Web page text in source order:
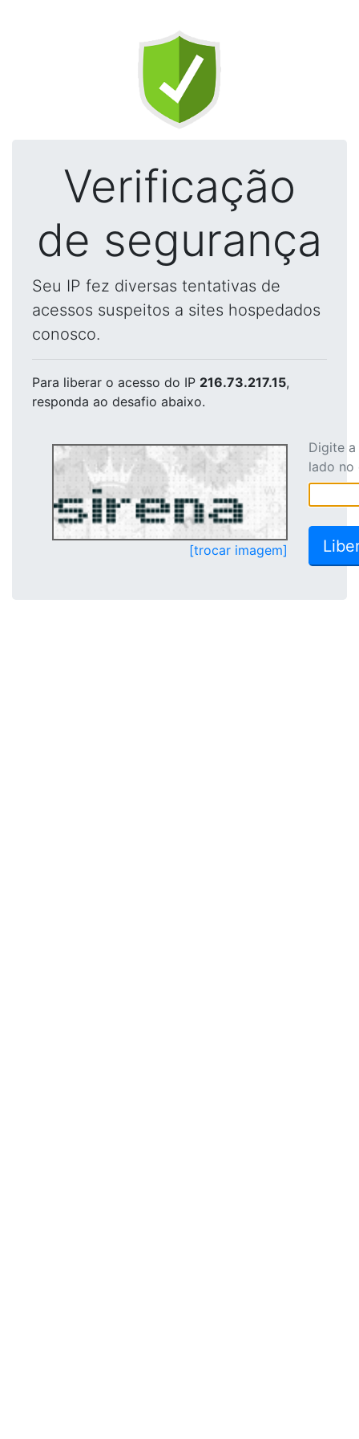
Verificação
de segurança
Seu IP fez diversas tentativas de
acessos suspeitos a sites hospedados
conosco.
Para liberar o acesso do IP 216.73.217.15,
responda ao desafio abaixo.
[trocar imagem]
Digite
lado no